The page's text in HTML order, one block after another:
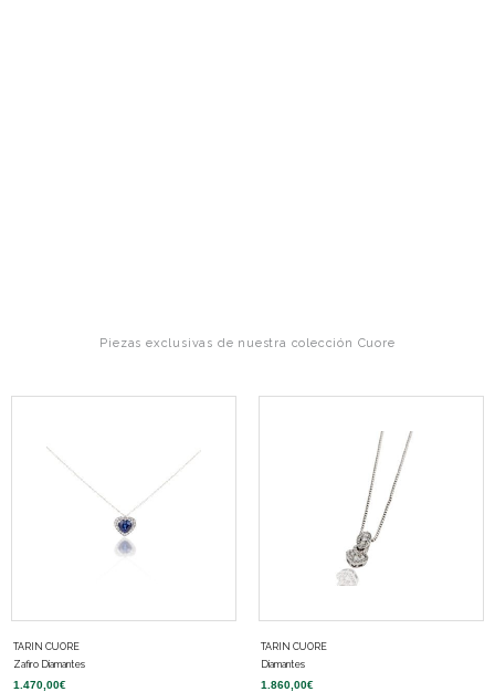
Piezas exclusivas de nuestra colección Cuore
TARIN CUORE
Zafiro Diamantes
1.470,00€
TARIN CUORE
Diamantes
1.860,00€